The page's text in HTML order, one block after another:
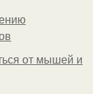
от мышей и